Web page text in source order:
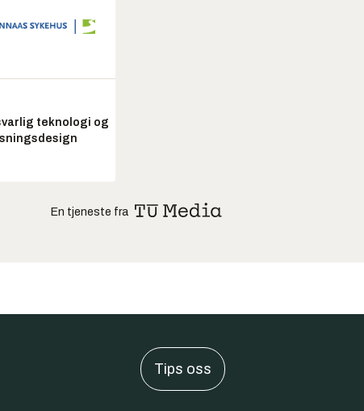
teknologi og
En tjeneste fra
Tips oss